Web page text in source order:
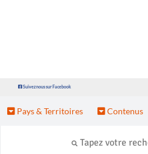
Suivez nous sur Facebook
Pays & Territoires Contenus